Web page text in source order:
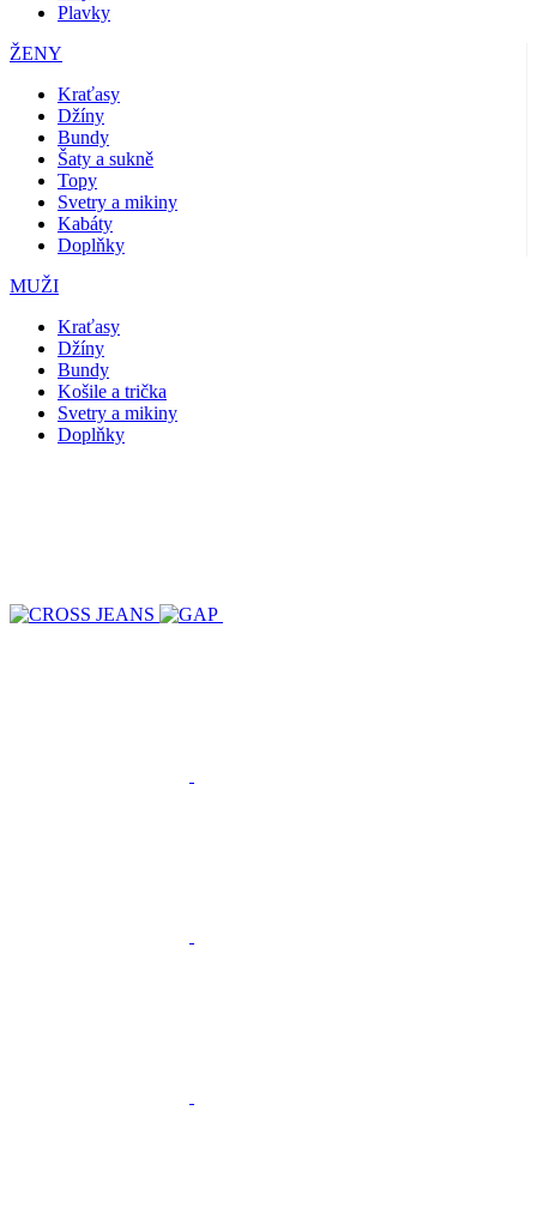
Plavky
ŽENY
Kraťasy
Džíny
Bundy
Šaty a sukně
Topy
Svetry a mikiny
Kabáty
Doplňky
MUŽI
Kraťasy
Džíny
Bundy
Košile a trička
Svetry a mikiny
Doplňky